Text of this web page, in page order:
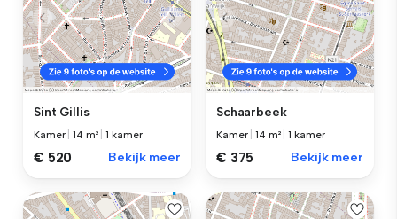
Sint Gillis
Kamer |14 m² |1 kamer
€ 520 Bekijk meer
Schaarbeek
Kamer |14 m² |1 kamer
€ 375 Bekijk meer